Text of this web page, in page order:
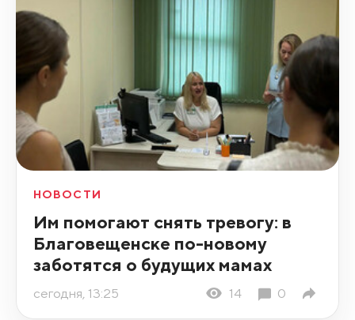
НОВОСТИ
Им помогают снять тревогу: в
Благовещенске по-новому
заботятся о будущих мамах
сегодня, 13:25 14 0